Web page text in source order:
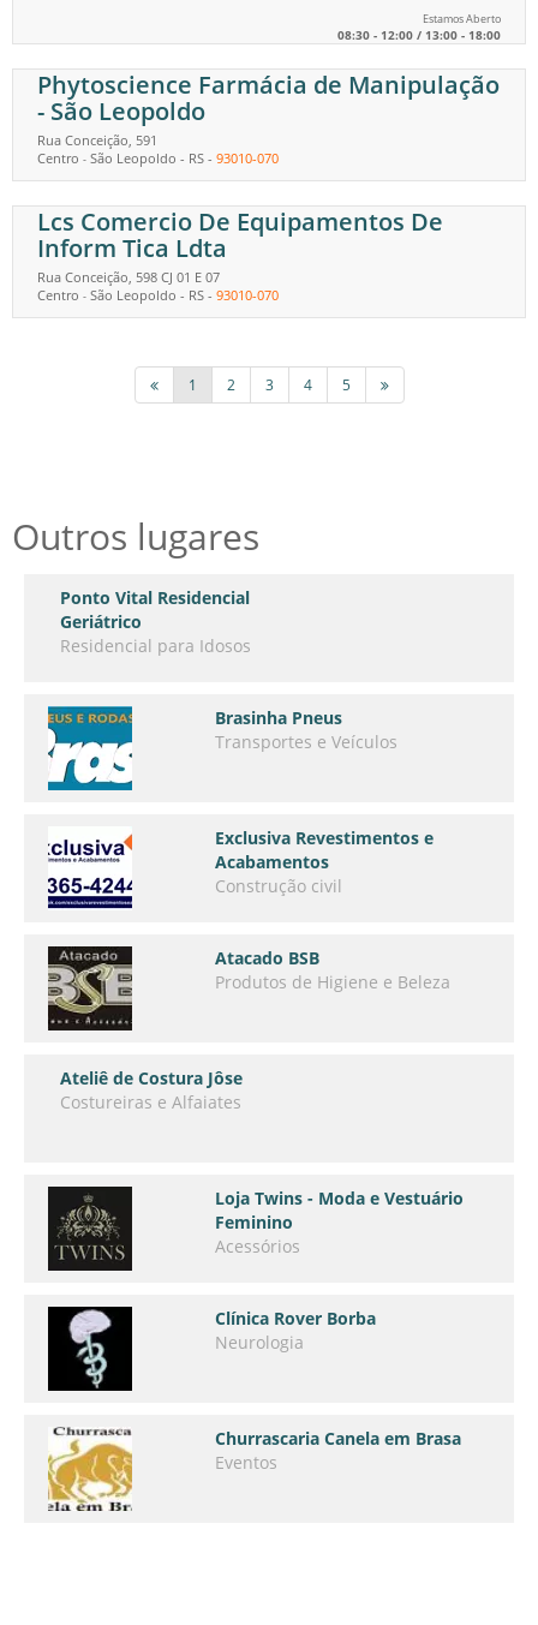
Estamos Aberto
08:30 - 12:00 / 13:00 - 18:00
Phytoscience Farmácia de Manipulação
- São Leopoldo
Rua Conceição, 591
Centro - São Leopoldo - RS - 93010-070
Lcs Comercio De Equipamentos De
Inform Tica Ldta
Rua Conceição, 598 CJ 01 E 07
Centro - São Leopoldo - RS - 93010-070
1 2 3 4 5
Outros lugares
Ponto Vital Residencial
Geriátrico
Residencial para Idosos
Brasinha Pneus
Transportes e Veículos
Exclusiva Revestimentos e
Acabamentos
Construção civil
Atacado BSB
Produtos de Higiene e Beleza
Ateliê de Costura Jôse
Costureiras e Alfaiates
Loja Twins - Moda e Vestuário
Feminino
Acessórios
Clínica Rover Borba
Neurologia
Churrascaria Canela em Brasa
Eventos